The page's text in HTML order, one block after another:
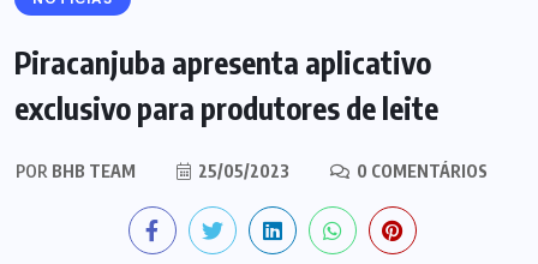
Piracanjuba apresenta aplicativo
exclusivo para produtores de leite
POR BHB TEAM 25/05/2023 0 COMENTÁRIOS